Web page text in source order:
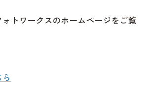
トワークスのホームページをご覧